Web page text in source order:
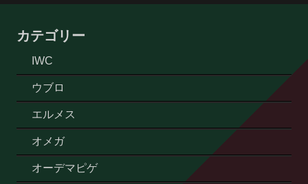
カテゴリー
IWC
ウブロ
エルメス
オメガ
オーデマピゲ